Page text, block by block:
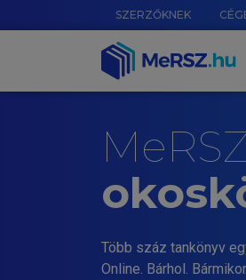
SZERZŐKNEK
Több száz tankönyv
Online. Bárhol.